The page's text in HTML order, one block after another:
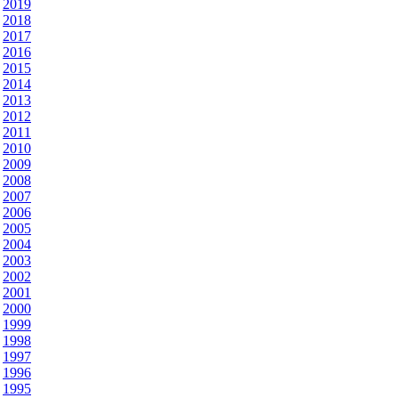
2019
2018
2017
2016
2015
2014
2013
2012
2011
2010
2009
2008
2007
2006
2005
2004
2003
2002
2001
2000
1999
1998
1997
1996
1995